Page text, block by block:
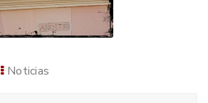
Noticias